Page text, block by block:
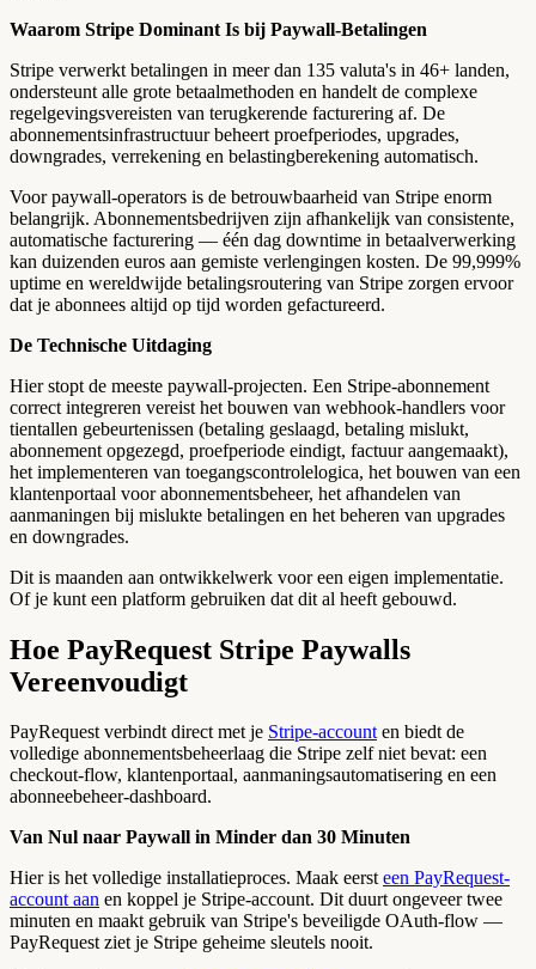
Waarom Stripe Dominant Is bij Paywall-Betalingen
Stripe verwerkt betalingen in meer dan 135 valuta's in 46+ landen,
ondersteunt alle grote betaalmethoden en handelt de complexe
regelgevingsvereisten van terugkerende facturering af. De
abonnementsinfrastructuur beheert proefperiodes, upgrades,
downgrades, verrekening en belastingberekening automatisch.
Voor paywall-operators is de betrouwbaarheid van Stripe enorm
belangrijk. Abonnementsbedrijven zijn afhankelijk van consistente,
automatische facturering — één dag downtime in betaalverwerking
kan duizenden euros aan gemiste verlengingen kosten. De 99,999%
uptime en wereldwijde betalingsroutering van Stripe zorgen ervoor
dat je abonnees altijd op tijd worden gefactureerd.
De Technische Uitdaging
Hier stopt de meeste paywall-projecten. Een Stripe-abonnement
correct integreren vereist het bouwen van webhook-handlers voor
tientallen gebeurtenissen (betaling geslaagd, betaling mislukt,
abonnement opgezegd, proefperiode eindigt, factuur aangemaakt),
het implementeren van toegangscontrolelogica, het bouwen van een
klantenportaal voor abonnementsbeheer, het afhandelen van
aanmaningen bij mislukte betalingen en het beheren van upgrades
en downgrades.
Dit is maanden aan ontwikkelwerk voor een eigen implementatie.
Of je kunt een platform gebruiken dat dit al heeft gebouwd.
Hoe PayRequest Stripe Paywalls
Vereenvoudigt
PayRequest verbindt direct met je Stripe-accounten biedt de
volledige abonnementsbeheerlaag die Stripe zelf niet bevat: een
checkout-flow, klantenportaal, aanmaningsautomatisering en een
abonneebeheer-dashboard.
Van Nul naar Paywall in Minder dan 30 Minuten
Hier is het volledige installatieproces. Maak eersteen PayRequest-
account aan en koppel je Stripe-account. Dit duurt ongeveer twee
minuten en maakt gebruik van Stripe's beveiligde OAuth-flow —
PayRequest ziet je Stripe geheime sleutels nooit.